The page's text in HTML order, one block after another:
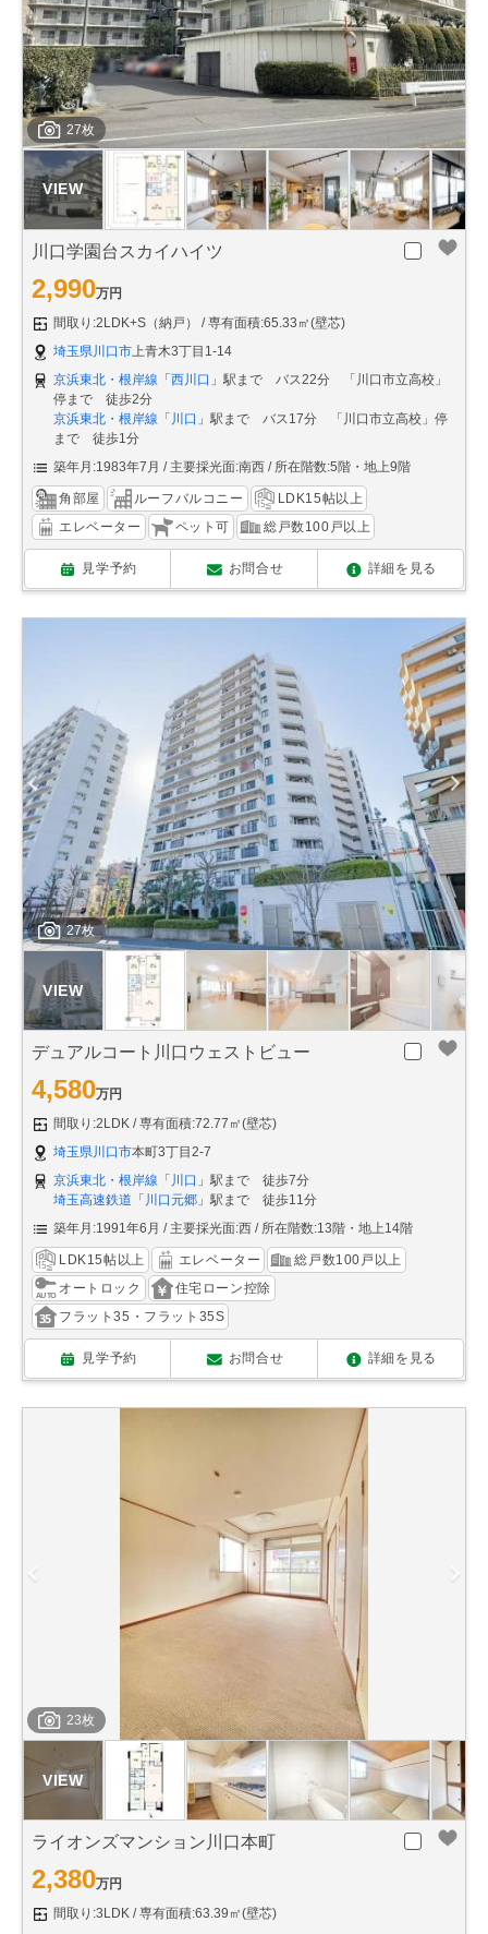
27枚
川口学園台スカイハイツ
2,990万円
間取り:2LDK+S（納戸）
専有面積:65.33㎡(壁芯)
埼玉県川口市 上青木3丁目1-14
京浜東北・根岸線 「西川口 」駅まで バス22分 「川口市立高校」
停まで 徒歩2分
京浜東北・根岸線 「 川口 」駅まで バス17分 「川口市立高校」停
まで 徒歩1分
築年月:1983年7月
主要採光面:南西 所在階数:5階・地上9階
角部屋 ルーフバルコニー
LDK15帖以上
エレベーター
ペット可 総戸数100戸以上
見学予約 お問合せ 詳細を見る
27枚
デュアルコート川口ウェストビュー
4,580万円
間取り:2LDK
専有面積:72.77㎡(壁芯)
埼玉県川口市本町3丁目2-7
京浜東北・根岸線 「 川口 」駅まで 徒歩7分
埼玉高速鉄道 「 川口元郷 」駅まで 徒歩11分
築年月:1991年6月
主要採光面:西 所在階数:13階・地上14階
LDK15帖以上 エレベーター
総戸数100戸以上
オートロック
住宅ローン控除
フラット35・フラット35S
見学予約 お問合せ 詳細を見る
23枚
ライオンズマンション川口本町
2,380万円
間取り:3LDK
専有面積:63.39㎡(壁芯)